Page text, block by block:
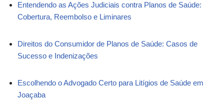
Entendendo as Ações Judiciais contra Planos de Saúde:
Cobertura, Reembolso e Liminares
Direitos do Consumidor de Planos de Saúde: Casos de
Sucesso e Indenizações
Escolhendo o Advogado Certo para Litígios de Saúde em
Joaçaba